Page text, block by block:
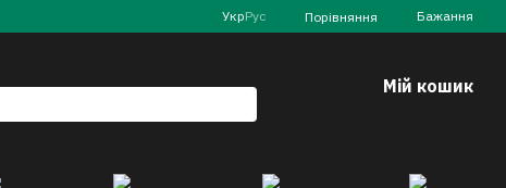
УкрРус Порівняння Бажання
Мій кошик